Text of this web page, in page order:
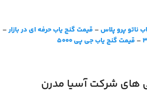
ناتو پرو پلاس–قیمت گنج یاب حرفه ای در بازار–
–قیمت گنج یاب جی پی 5000
های شرکت آسیا مدرن